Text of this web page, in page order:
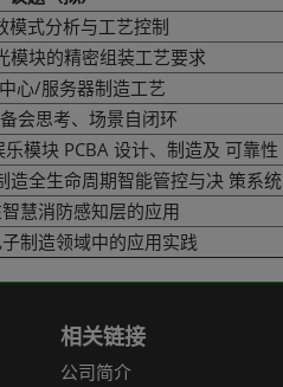
模式分析与工艺控制
模块的精密组装工艺要求
心/服务器制造工艺
会思考、场景自闭环
模块 PCBA 设计、制造及 可靠性
造全生命周期智能管控与决 策系统
慧消防感知层的应用
制造领域中的应用实践
相关链接
公司简介